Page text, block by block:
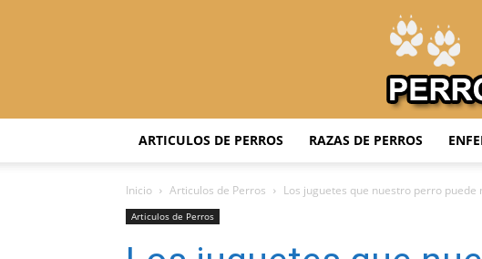
ARTICULOS DE PERROS RAZAS DE PERROS
Inicio Articulos de Perros Los juguetes que nuestro perro puede
Articulos de Perros